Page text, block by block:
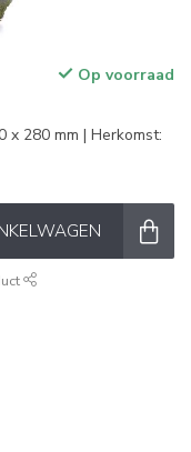
Op voorraad
x 280 mm | Herkomst: